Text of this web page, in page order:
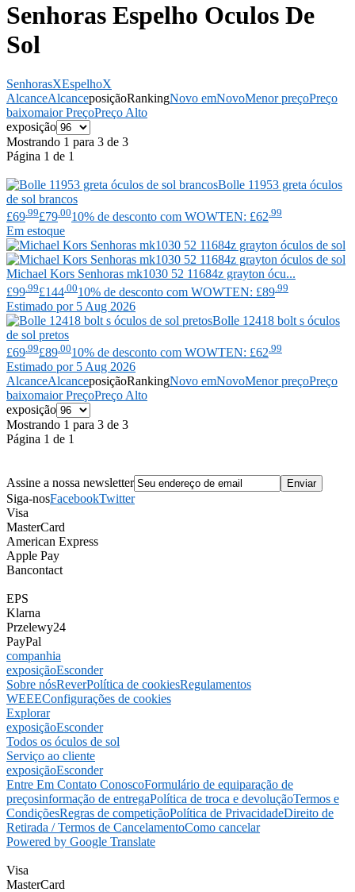
Senhoras Espelho Oculos De
Sol
SenhorasXEspelhoX
AlcanceAlcanceposiçãoRankingNovo emNovoMenor preçoPreço
baixomaior PreçoPreço Alto
exposição
Mostrando 1 para 3 de 3
Página 1 de 1
Bolle 11953 greta óculos
de sol brancos
£69 .99£79 .0010% de desconto com WOWTEN: £62 .99
Em estoque
Michael Kors Senhoras mk1030 52 11684z grayton ócu...
£99 .99£144 .0010% de desconto com WOWTEN: £89 .99
Estimado por 5 Aug 2026
Bolle 12418 bolt s óculos
de sol pretos
£69 .99£89 .0010% de desconto com WOWTEN: £62 .99
Estimado por 5 Aug 2026
AlcanceAlcanceposiçãoRankingNovo emNovoMenor preçoPreço
baixomaior PreçoPreço Alto
exposição
Mostrando 1 para 3 de 3
Página 1 de 1
Assine a nossa newsletter
Siga-nosFacebookTwitter
Visa
MasterCard
American Express
Apple Pay
Bancontact
EPS
Klarna
Przelewy24
PayPal
companhia
exposiçãoEsconder
Sobre nósReverPolítica de cookiesRegulamentos
WEEEConfigurações de cookies
Explorar
exposiçãoEsconder
Todos os óculos de sol
Serviço ao cliente
exposiçãoEsconder
Entre Em Contato ConoscoFormulário de equiparação de
preçosinformação de entregaPolítica de troca e devoluçãoTermos e
CondiçõesRegras de competiçãoPolítica de PrivacidadeDireito de
Retirada / Termos de CancelamentoComo cancelar
Powered by Google Translate
Visa
MasterCard